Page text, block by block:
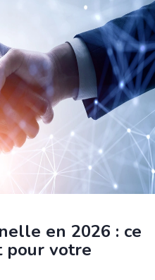
en 2026 : ce
pour votre